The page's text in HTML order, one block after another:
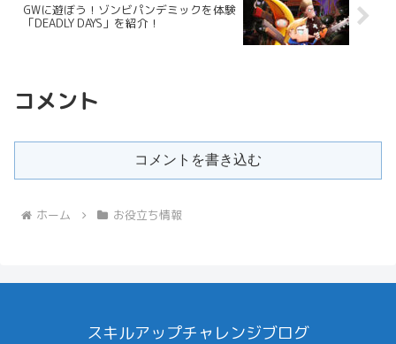
GWに遊ぼう！ゾンビパンデミックを体験
「DEADLY DAYS」を紹介！
コメント
コメントを書き込む
ホーム お役立ち情報
スキルアップチャレンジブログ